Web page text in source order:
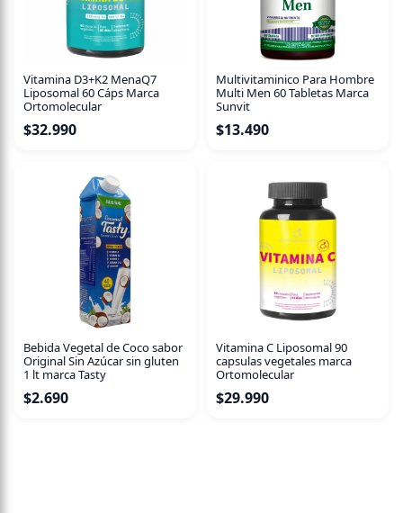
servir como apoyo dentro de un estilo de vida activo,
acompañando una dieta equilibrada y hábitos de
descanso adecuados. Puede integrarse en distintas
rutinas, ya sea en contextos de entrenamiento, trabajo o
actividades cotidianas, según las necesidades de cada
persona. Su formato facilita el consumo en diferentes
momentos del día, favoreciendo la continuidad en el uso.
siguiendo siempre las indicaciones del envase.
Consumir según las indicaciones del envase o la
recomendación de un profesional de la salud.
Vitamina D3+K2 MenaQ7
Liposomal 60 Cáps Marca
Ortomolecular
$32.990
Multivitaminico Para Hombre
Multi Men 60 Tabletas Marca
Sunvit
$13.490
Bebida Vegetal de Coco sabor
Original Sin Azúcar sin gluten
1 lt marca Tasty
$2.690
Vitamina C Liposomal 90
capsulas vegetales marca
Ortomolecular
$29.990